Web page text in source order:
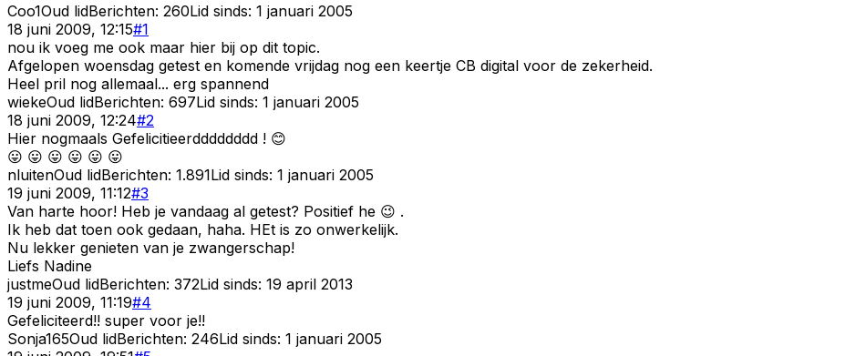
Coo1Oud lidBerichten: 260Lid sinds: 1 januari 2005
18 juni 2009, 12:15#1
nou ik voeg me ook maar hier bij op dit topic.
Afgelopen woensdag getest en komende vrijdag nog een keertje CB digital voor de zekerheid.
Heel pril nog allemaal... erg spannend
wiekeOud lidBerichten: 697Lid sinds: 1 januari 2005
18 juni 2009, 12:24#2
Hier nogmaals Gefelicitieerdddddddd ! 😊
😛 😛 😛 😛 😛 😛
nluitenOud lidBerichten: 1.891Lid sinds: 1 januari 2005
19 juni 2009, 11:12#3
Van harte hoor! Heb je vandaag al getest? Positief he 😉 .
Ik heb dat toen ook gedaan, haha. HEt is zo onwerkelijk.
Nu lekker genieten van je zwangerschap!
Liefs Nadine
justmeOud lidBerichten: 372Lid sinds: 19 april 2013
19 juni 2009, 11:19#4
Gefeliciteerd!! super voor je!!
Sonja165Oud lidBerichten: 246Lid sinds: 1 januari 2005